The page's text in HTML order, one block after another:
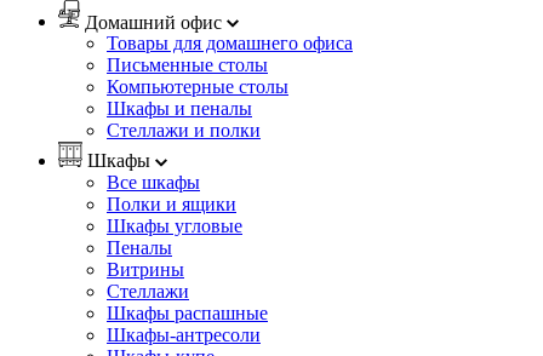
Домашний офис
Товары для домашнего офиса
Письменные столы
Компьютерные столы
Шкафы и пеналы
Стеллажи и полки
Шкафы
Все шкафы
Полки и ящики
Шкафы угловые
Пеналы
Витрины
Стеллажи
Шкафы распашные
Шкафы-антресоли